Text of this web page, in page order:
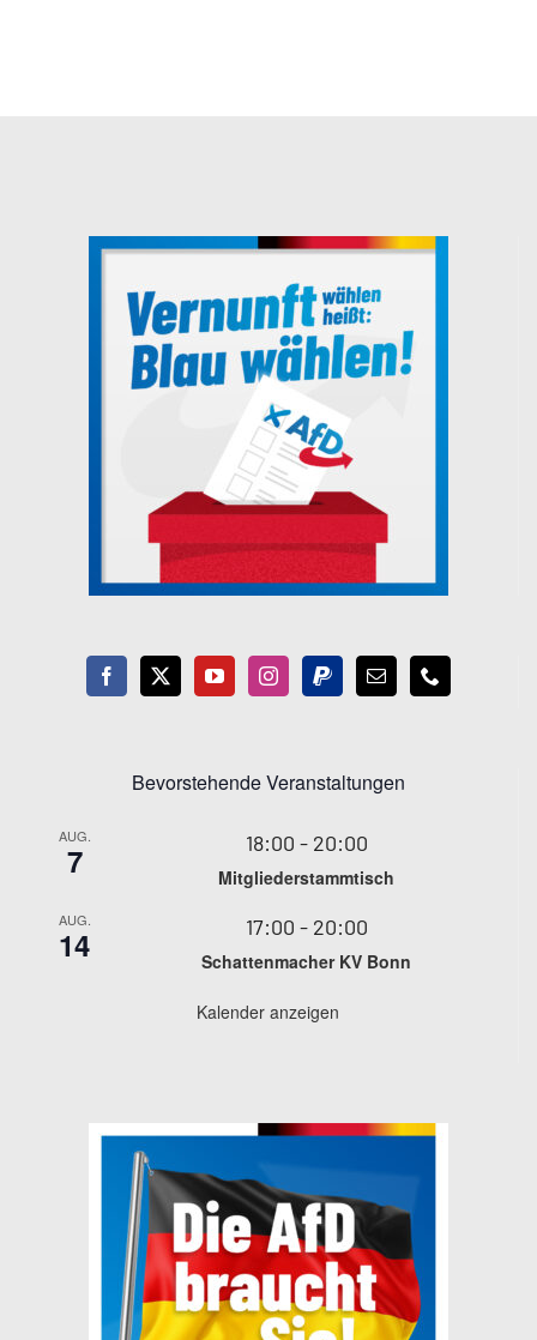
Bevorstehende Veranstaltungen
AUG.
7 18:00 - 20:00
Mitgliederstammtisch
AUG.
14 17:00 - 20:00
Schattenmacher KV Bonn
Kalender anzeigen